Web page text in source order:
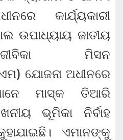
କାର୍ଯ୍ୟକାରୀ
ଉପାଧ୍ୟାୟ ଜାତୀୟ
ମିସନ
ଯୋଜନା ଅଧୀନରେ
ମାସ୍କ ତିଆରି
ଭୂମିକା ନିର୍ବାହ
ଏମାନଙ୍କୁ